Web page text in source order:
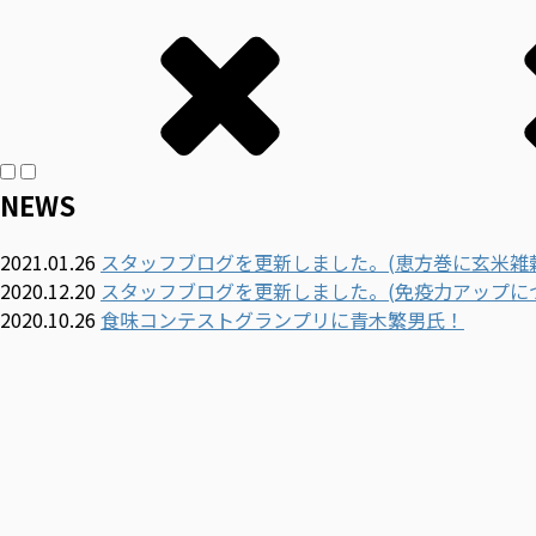
NEWS
2021.01.26 スタッフブログを更新しました。(恵方巻に玄米雑
2020.12.20 スタッフブログを更新しました。(免疫力アップに
2020.10.26食味コンテストグランプリに青木繁男氏！